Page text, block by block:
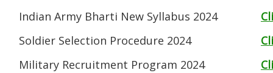
Indian Army Bharti New Syllabus 2024
Soldier Selection Procedure 2024
Military Recruitment Program 2024